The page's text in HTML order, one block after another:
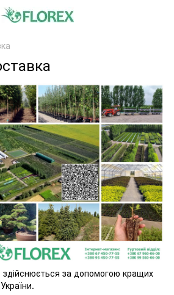
здійснюється за допомогою кращих